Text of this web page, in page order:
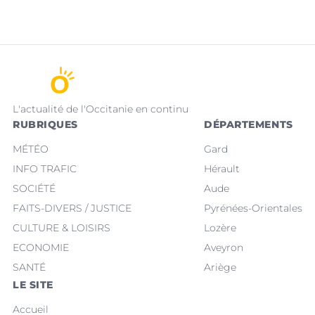
L'actualité de l'Occitanie en continu
RUBRIQUES
MÉTÉO
INFO TRAFIC
SOCIÉTÉ
FAITS-DIVERS / JUSTICE
CULTURE & LOISIRS
ECONOMIE
SANTÉ
DÉPARTEMENTS
Gard
Hérault
Aude
Pyrénées-Orientales
Lozère
Aveyron
Ariège
LE SITE
Accueil